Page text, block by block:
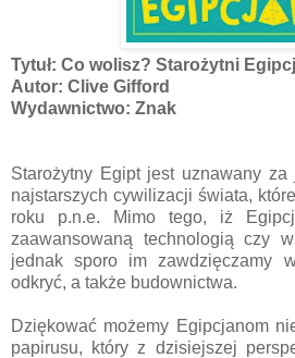
Tytuł: Co wolisz? Starożytni
Autor: Clive Gifford
Wydawnictwo: Znak
Starożytny Egipt jest uznawany
najstarszych cywilizacji świata,
roku p.n.e. Mimo tego, iż
zaawansowaną technologią czy
jednak sporo im zawdzięczamy
odkryć, a także budownictwa.
Dziękować możemy Egipcjanom
papirusu, który z dzisiejszej